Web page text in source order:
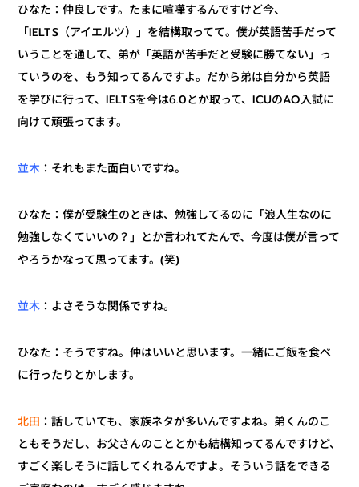
ひなた：仲良しです。たまに喧嘩するんですけど今、
「IELTS（アイエルツ）」を結構取ってて。僕が英語苦手だって
いうことを通して、弟が「英語が苦手だと受験に勝てない」っ
ていうのを、もう知ってるんですよ。だから弟は自分から英語
を学びに行って、IELTSを今は6.0とか取って、ICUのAO入試に
向けて頑張ってます。
並木 ：それもまた面白いですね。
ひなた：僕が受験生のときは、勉強してるのに「浪人生なのに
勉強しなくていいの？」とか言われてたんで、今度は僕が言って
やろうかなって思ってます。(笑)
並木 ：よさそうな関係ですね。
ひなた：そうですね。仲はいいと思います。一緒にご飯を食べ
に行ったりとかします。
北田 ：話していても、家族ネタが多いんですよね。弟くんのこ
ともそうだし、お父さんのこととかも結構知ってるんですけど、
すごく楽しそうに話してくれるんですよ。そういう話をできる